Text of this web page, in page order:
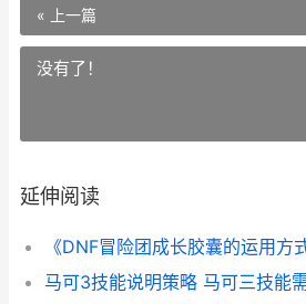
« 上一篇
没有了！
延伸阅读
马可3技能说明策略 马可三技能